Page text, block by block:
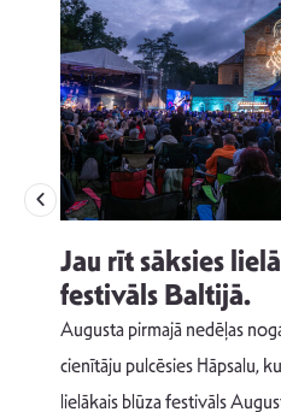
Jau rīt sāksies
festivāls Baltijā.
Augusta pirmajā nedēļas
cienītāju pulcēsies Hāpsalu,
lielākais blūza festivāls